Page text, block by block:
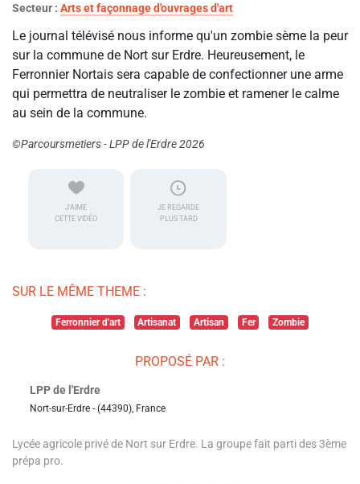
Secteur : Arts et façonnage d'ouvrages d'art
Le journal télévisé nous informe qu'un zombie sème la peur
sur la commune de Nort sur Erdre. Heureusement, le
Ferronnier Nortais sera capable de confectionner une arme
qui permettra de neutraliser le zombie et ramener le calme
au sein de la commune.
©Parcoursmetiers - LPP de l'Erdre 2026
J'AIME
CETTE VIDÉO
JE REGARDE
PLUS TARD
SUR LE MÊME THEME :
Ferronnier d'art Artisanat Artisan Fer Zombie
PROPOSÉ PAR :
LPP de l'Erdre
Nort-sur-Erdre - (44390), France
Lycée agricole privé de Nort sur Erdre. La groupe fait parti des 3ème
prépa pro.